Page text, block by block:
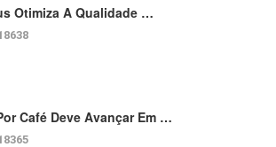
Otimiza A Qualidade …
Café Deve Avançar Em …